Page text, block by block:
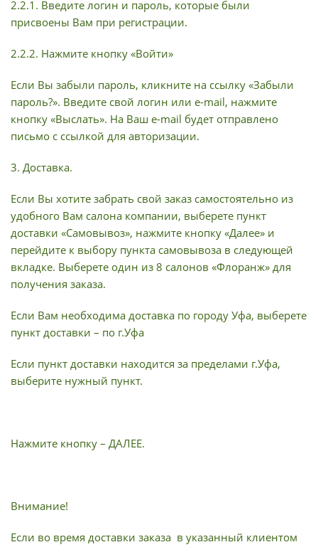
2.2.1. Введите логин и пароль, которые были
присвоены Вам при регистрации.
2.2.2. Нажмите кнопку «Войти»
Если Вы забыли пароль, кликните на ссылку «Забыли
пароль?». Введите свой логин или e-mail, нажмите
кнопку «Выслать». На Ваш e-mail будет отправлено
письмо с ссылкой для авторизации.
3. Доставка.
Если Вы хотите забрать свой заказ самостоятельно из
удобного Вам салона компании, выберете пункт
доставки «Самовывоз», нажмите кнопку «Далее» и
перейдите к выбору пункта самовывоза в следующей
вкладке. Выберете один из 8 салонов «Флоранж» для
получения заказа.
Если Вам необходима доставка по городу Уфа, выберете
пункт доставки – по г.Уфа
Если пункт доставки находится за пределами г.Уфа,
выберите нужный пункт.
Нажмите кнопку – ДАЛЕЕ.
Внимание!
Если во время доставки заказа в указанный клиентом